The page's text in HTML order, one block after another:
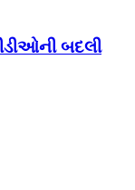
બદલી